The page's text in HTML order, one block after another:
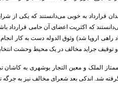
قرارداد به خوبی می‌دانستند که یکی
که اکثریت اعضای آن حامی قرارداد
اروپا شد) وثوق الدوله دست به کار
و توقیف جراید مخالف در یک محیط وحشت
الملک و معین التجار بوشهری به کاشان
شد. اندکی بعد شعرای مخالف نیز به جرگه